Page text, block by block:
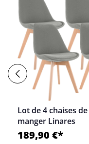
Lot de 4 chaises
manger Linares
189,90 €*